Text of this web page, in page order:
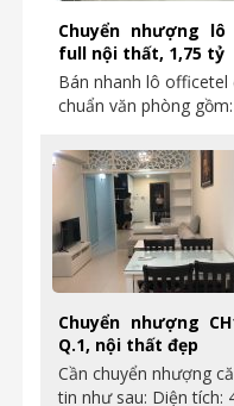
Chuyển nhượng
full nội thất, 1,75 tỷ
Bán nhanh lô
chuẩn văn phòng
Chuyển nhượng
Q.1, nội thất đẹp
Cần chuyển nhượng
tin như sau: Diện tích: